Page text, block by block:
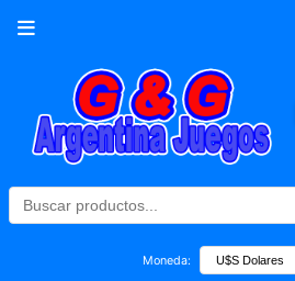
Moneda: